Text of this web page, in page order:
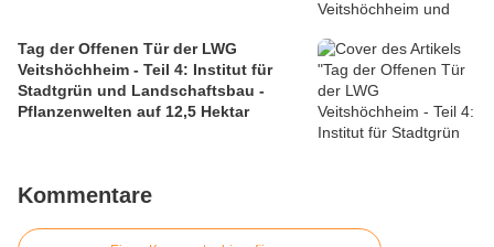
Tag der Offenen Tür der LWG
Veitshöchheim - Teil 4: Institut für
Stadtgrün und Landschaftsbau -
Pflanzenwelten auf 12,5 Hektar
Kommentare